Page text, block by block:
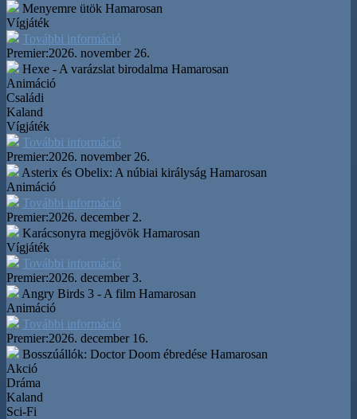
Menyemre ütök Hamarosan
Vígjáték
További információ
Premier:2026. november 26.
Hexe - A varázslat birodalma Hamarosan
Animáció
Családi
Kaland
Vígjáték
További információ
Premier:2026. november 26.
Asterix és Obelix: A núbiai királyság Hamarosan
Animáció
További információ
Premier:2026. december 2.
Karácsonyra megjövök Hamarosan
Vígjáték
További információ
Premier:2026. december 3.
Angry Birds 3 - A film Hamarosan
Animáció
További információ
Premier:2026. december 16.
Bosszúállók: Doctor Doom ébredése Hamarosan
Akció
Dráma
Kaland
Sci-Fi